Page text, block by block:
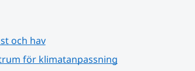
och hav
för klimatanpassning